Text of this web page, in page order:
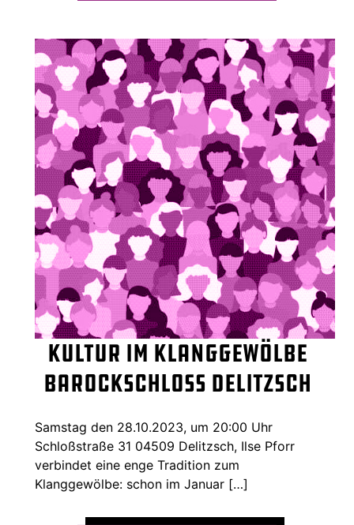
Kultur im Klanggewölbe
Barockschloss Delitzsch
Samstag den 28.10.2023, um 20:00 Uhr
Schloßstraße 31 04509 Delitzsch, Ilse Pforr
verbindet eine enge Tradition zum
Klanggewölbe: schon im Januar […]